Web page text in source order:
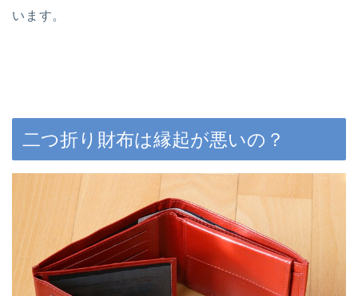
います。
二つ折り財布は縁起が悪いの？